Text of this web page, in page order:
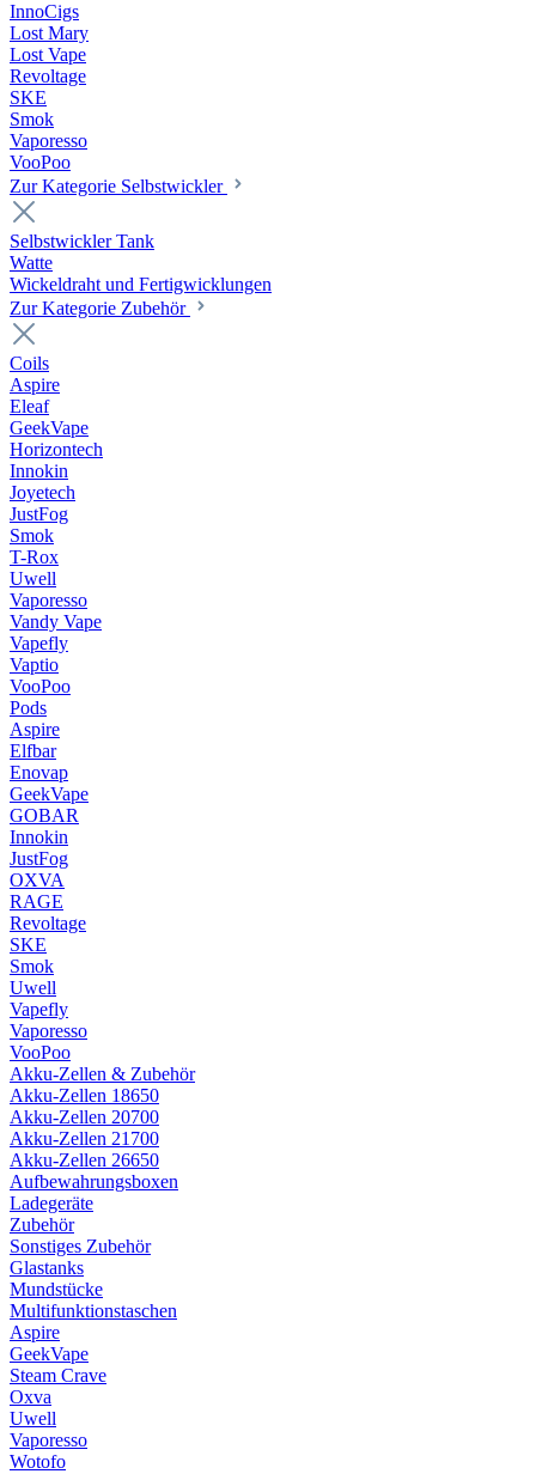
InnoCigs
Lost Mary
Lost Vape
Revoltage
SKE
Smok
Vaporesso
VooPoo
Zur Kategorie Selbstwickler
Selbstwickler Tank
Watte
Wickeldraht und Fertigwicklungen
Zur Kategorie Zubehör
Coils
Aspire
Eleaf
GeekVape
Horizontech
Innokin
Joyetech
JustFog
Smok
T-Rox
Uwell
Vaporesso
Vandy Vape
Vapefly
Vaptio
VooPoo
Pods
Aspire
Elfbar
Enovap
GeekVape
GOBAR
Innokin
JustFog
OXVA
RAGE
Revoltage
SKE
Smok
Uwell
Vapefly
Vaporesso
VooPoo
Akku-Zellen & Zubehör
Akku-Zellen 18650
Akku-Zellen 20700
Akku-Zellen 21700
Akku-Zellen 26650
Aufbewahrungsboxen
Ladegeräte
Zubehör
Sonstiges Zubehör
Glastanks
Mundstücke
Multifunktionstaschen
Aspire
GeekVape
Steam Crave
Oxva
Uwell
Vaporesso
Wotofo